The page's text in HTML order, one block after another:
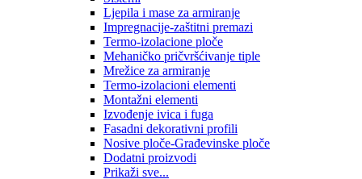
Ljepila i mase za armiranje
Impregnacije-zaštitni premazi
Termo-izolacione ploče
Mehaničko pričvršćivanje tiple
Mrežice za armiranje
Termo-izolacioni elementi
Montažni elementi
Izvođenje ivica i fuga
Fasadni dekorativni profili
Nosive ploče-Građevinske ploče
Dodatni proizvodi
Prikaži sve...